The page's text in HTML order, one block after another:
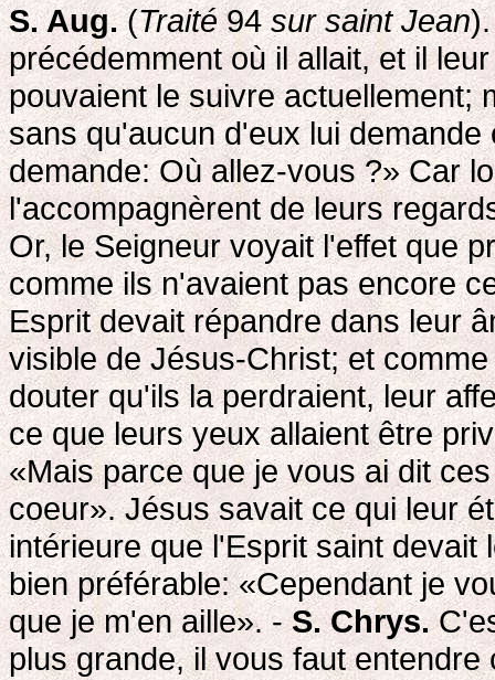
S. Aug.(Traité94sur saint Jean
précédemment où il allait, et il
pouvaient le suivre actuellement;
sans qu'aucun d'eux lui
demande: Où allez-vous ?» Car
l'accompagnèrent de leurs
Or, le Seigneur voyait l'effet que
comme ils n'avaient pas encore
Esprit devait répandre dans leur
visible de Jésus-Christ; et
douter qu'ils la perdraient, leur
ce que leurs yeux allaient être
«Mais parce que je vous ai dit
coeur». Jésus savait ce qui leur
intérieure que l'Esprit saint
bien préférable: «Cependant je
que je m'en aille». -S. Chrys.
plus grande, il vous faut